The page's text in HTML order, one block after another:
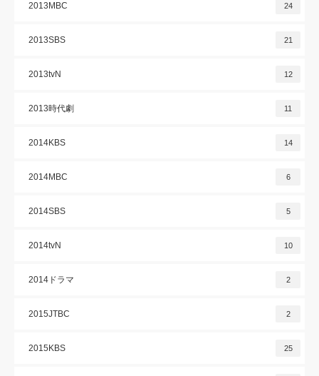
2013MBC 24
2013SBS 21
2013tvN 12
2013時代劇 11
2014KBS 14
2014MBC 6
2014SBS 5
2014tvN 10
2014ドラマ 2
2015JTBC 2
2015KBS 25